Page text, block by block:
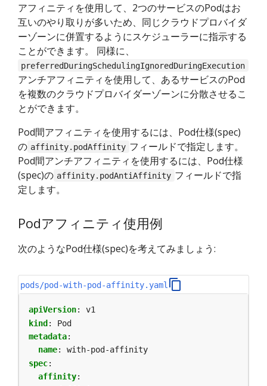
アフィニティを使用して、2つのサービスのPodはお
互いのやり取りが多いため、同じクラウドプロバイダ
ーゾーンに併置するようにスケジューラーに指示する
ことができます。 同様に、
preferredDuringSchedulingIgnoredDuringExecution
アンチアフィニティを使用して、あるサービスのPod
を複数のクラウドプロバイダーゾーンに分散させるこ
とができます。
Pod間アフィニティを使用するには、Pod仕様(spec)
の affinity.podAffinity フィールドで指定します。
Pod間アンチアフィニティを使用するには、Pod仕様
(spec)の affinity.podAntiAffinity フィールドで指
定します。
Podアフィニティ使用例
次のようなPod仕様(spec)を考えてみましょう:
pods/pod-with-pod-affinity.yaml
apiVersion:
v1
kind :
Pod
metadata:
name:
with-pod-affinity
spec:
affinity: